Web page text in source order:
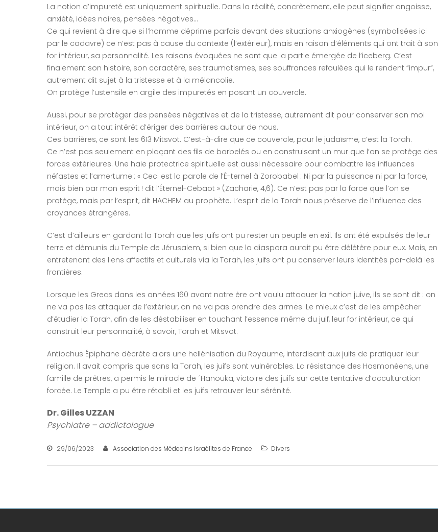
La notion d’impureté est uniquement spirituelle. Dans la réalité, concrètement, elle peut signifier angoisse,
anxiété, idées noires, pensées négatives…
Ce qui revient à dire que si l’homme déprime parfois devant des situations anxiogènes (symbolisées ici
par le cadavre) ce n’est pas à cause du contexte (l’extérieur), mais en raison d’éléments qui ont trait à son
for intérieur, sa personnalité. Les raisons évoquées ne sont que la partie émergée de l’iceberg. C’est
finalement son histoire, son caractère, ses traumatismes, ses souffrances refoulées qui le rendent “impur”,
autrement dit sujet à la tristesse et à la mélancolie.
On protège l’ustensile en argile des impuretés en posant un couvercle.
Aussi, pour se protéger des pensées négatives et de la tristesse, autrement dit pour conserver son moi
intérieur, on a tout intérêt d’ériger des barrières autour de nous.
Ces barrières, ce sont les 613 Mitsvot. C’est-à-dire que ce couvercle, pour le judaïsme, c’est la Torah.
Ce n’est pas seulement en plaçant des fils de barbelés ou en construisant un mur que l’on se protège des
forces extérieures. Une haie protectrice spirituelle est aussi nécessaire pour combattre les influences
néfastes et l’amertume : « Ceci est la parole de l’É-ternel à Zorobabel : Ni par la puissance ni par la force,
mais bien par mon esprit ! dit l’Éternel-Cebaot » (Zacharie, 4,6). Ce n’est pas par la force que l’on se
protège, mais par l’esprit, dit HACHEM au prophète. L’esprit de la Torah nous préserve de l’influence des
croyances étrangères.
C’est d’ailleurs en gardant la Torah que les juifs ont pu rester un peuple en exil. Ils ont été expulsés de leur
terre et démunis du Temple de Jérusalem, si bien que la diaspora aurait pu être délétère pour eux. Mais, en
entretenant des liens affectifs et culturels via la Torah, les juifs ont pu conserver leurs identités par-delà les
frontières.
Lorsque les Grecs dans les années 160 avant notre ère ont voulu attaquer la nation juive, ils se sont dit : on
ne va pas les attaquer de l’extérieur, on ne va pas prendre des armes. Le mieux c’est de les empêcher
d’étudier la Torah, afin de les déstabiliser en touchant l’essence même du juif, leur for intérieur, ce qui
construit leur personnalité, à savoir, Torah et Mitsvot.
Antiochus Épiphane décrète alors une hellénisation du Royaume, interdisant aux juifs de pratiquer leur
religion. Il avait compris que sans la Torah, les juifs sont vulnérables. La résistance des Hasmonéens, une
famille de prêtres, a permis le miracle de ´Hanouka, victoire des juifs sur cette tentative d’acculturation
forcée. Le Temple a pu être rétabli et les juifs retrouver leur sérénité.
Dr. Gilles UZZAN
Psychiatre – addictologue
29/06/2023 Association des Médecins Israélites de France Divers